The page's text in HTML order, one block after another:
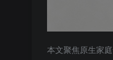
本文聚焦原生家